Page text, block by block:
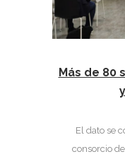
Más de 80
El dato se
consorcio